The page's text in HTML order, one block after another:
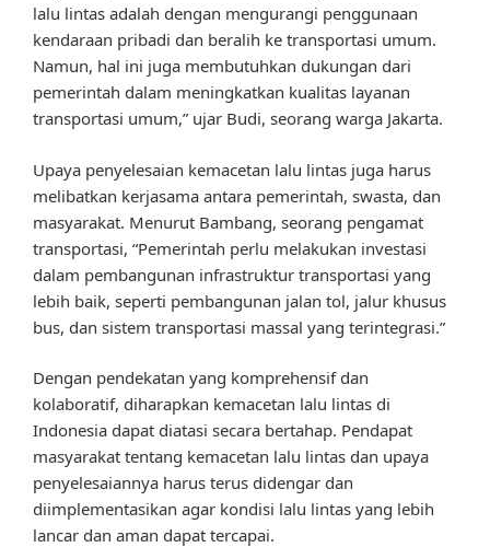
lalu lintas adalah dengan mengurangi penggunaan
kendaraan pribadi dan beralih ke transportasi umum.
Namun, hal ini juga membutuhkan dukungan dari
pemerintah dalam meningkatkan kualitas layanan
transportasi umum,” ujar Budi, seorang warga Jakarta.
Upaya penyelesaian kemacetan lalu lintas juga harus
melibatkan kerjasama antara pemerintah, swasta, dan
masyarakat. Menurut Bambang, seorang pengamat
transportasi, “Pemerintah perlu melakukan investasi
dalam pembangunan infrastruktur transportasi yang
lebih baik, seperti pembangunan jalan tol, jalur khusus
bus, dan sistem transportasi massal yang terintegrasi.”
Dengan pendekatan yang komprehensif dan
kolaboratif, diharapkan kemacetan lalu lintas di
Indonesia dapat diatasi secara bertahap. Pendapat
masyarakat tentang kemacetan lalu lintas dan upaya
penyelesaiannya harus terus didengar dan
diimplementasikan agar kondisi lalu lintas yang lebih
lancar dan aman dapat tercapai.